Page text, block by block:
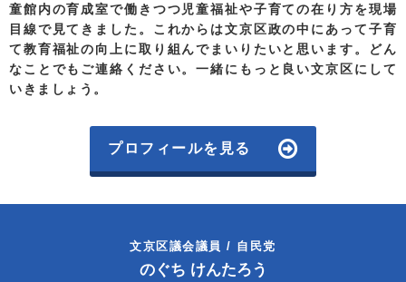
童館内の育成室で働きつつ児童福祉や子育ての在り方を現場
目線で見てきました。これからは文京区政の中にあって子育
て教育福祉の向上に取り組んでまいりたいと思います。
どん
なことでもご連絡ください。一緒にもっと良い文京区にして
いきましょう。
プロフィールを見る
文京区議会議員 / 自民党
のぐち けんたろう